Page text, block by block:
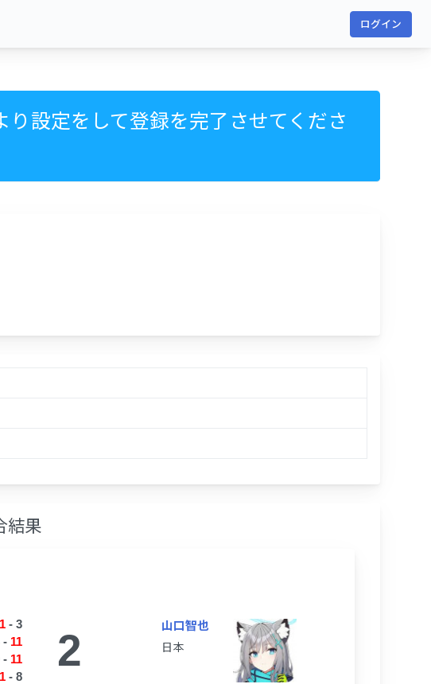
ログイン
り設定をして登録を完了させてくださ
結果
- 3
- 11
- 11
- 8
2
山口智也
日本